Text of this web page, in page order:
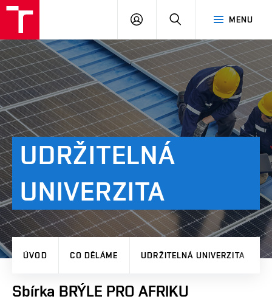
MENU
PŘIHLÁSIT
UDRŽITELNÁ
UNIVERZITA
ÚVOD CO DĚLÁME UDRŽITELNÁ UNIVERZITA
Sbírka BRÝLE PRO AFRIKU